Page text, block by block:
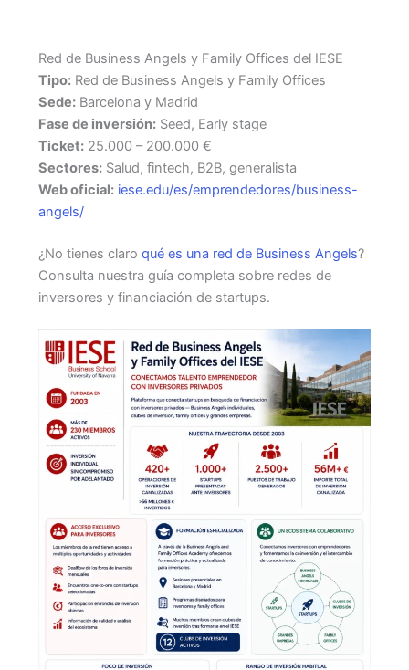
Red de Business Angels y Family Offices del IESE
Tipo:Red de Business Angels y Family Offices
Sede:Barcelona y Madrid
Fase de inversión:Seed, Early stage
Ticket:25.000 – 200.000 €
Sectores:Salud, fintech, B2B, generalista
Web oficial: iese.edu/es/emprendedores/business-
angels/
¿No tienes claro qué es una red de Business Angels?
Consulta nuestra guía completa sobre redes de
inversores y financiación de startups.